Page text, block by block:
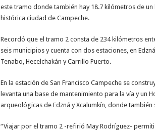
este tramo donde también hay 18.7 kilómetros de
histórica ciudad de Campeche.
Recordó que el tramo 2 consta de 234 kilómetros
seis municipios y cuenta con dos estaciones, en
Tenabo, Hecelchakán y Carrillo Puerto.
En la estación de San Francisco Campeche se
levanta una base de mantenimiento para la vía y un
arqueológicas de Edzná y Xcalumkín, donde
“Viajar por el tramo 2 -refirió May Rodríguez-